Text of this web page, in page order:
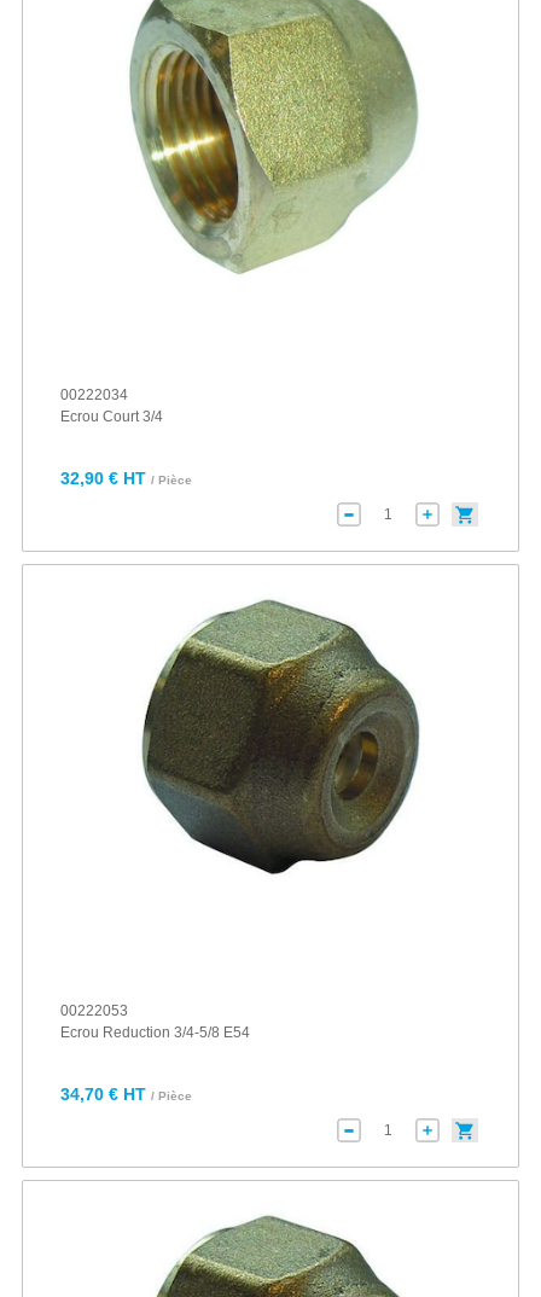
00222034
Ecrou Court 3/4
32,90 € HT / Pièce
00222053
Ecrou Reduction 3/4-5/8 E54
34,70 € HT / Pièce